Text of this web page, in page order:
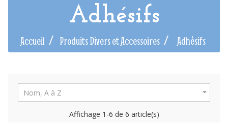
Adhésifs
Accueil Produits Divers et Accessoires Adhésifs
Nom, A à Z 
Affichage 1-6 de 6 article(s)